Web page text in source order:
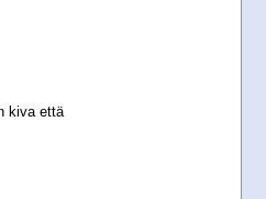
kiva että